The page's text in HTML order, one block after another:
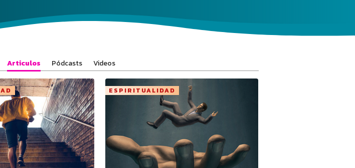
Articulos Pódcasts Videos
ESPIRITUALIDAD
Conecta con
los Bahá'ís de
tu área